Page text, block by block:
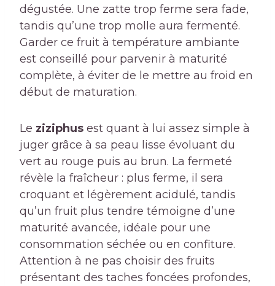
dégustée. Une zatte trop ferme sera fade,
tandis qu’une trop molle aura fermenté.
Garder ce fruit à température ambiante
est conseillé pour parvenir à maturité
complète, à éviter de le mettre au froid en
début de maturation.
Le ziziphus est quant à lui assez simple à
juger grâce à sa peau lisse évoluant du
vert au rouge puis au brun. La fermeté
révèle la fraîcheur : plus ferme, il sera
croquant et légèrement acidulé, tandis
qu’un fruit plus tendre témoigne d’une
maturité avancée, idéale pour une
consommation séchée ou en confiture.
Attention à ne pas choisir des fruits
présentant des taches foncées profondes,